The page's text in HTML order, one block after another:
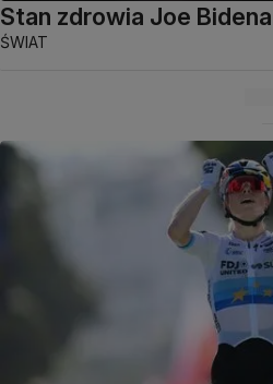
Stan zdrowia Joe
ŚWIAT